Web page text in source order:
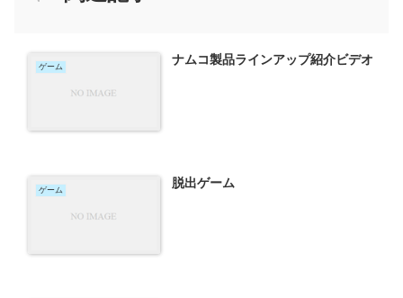
ゲーム ナムコ製品ラインアップ紹介ビデオ
ゲーム 脱出ゲーム